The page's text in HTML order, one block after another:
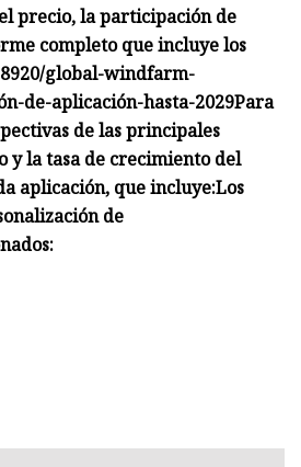
precio, la participación de
completo que incluye los
global-windfarm-
de-aplicación-hasta-2029Para
de las principales
y la tasa de crecimiento del
aplicación, que incluye:Los
de